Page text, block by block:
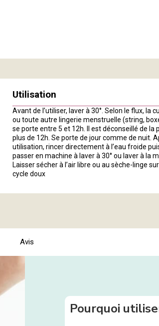
Utilisation
Avant de l’utiliser, laver à 30°. Selon le flux, la
ou toute autre lingerie menstruelle (string,
se porte entre 5 et 12h. Il est déconseillé de la
plus de 12h. Se porte de jour comme de nuit.
utilisation, rincer directement à l’eau froide
passer en machine à laver à 30° ou laver à la
Laisser sécher à l’air libre ou au sèche-linge sur
cycle doux
Avis
Pourquoi